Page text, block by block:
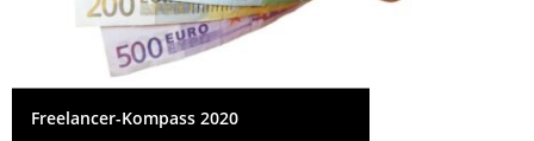
Freelancer-Kompass 2020